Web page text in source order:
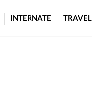
INTERNATE TRAVEL